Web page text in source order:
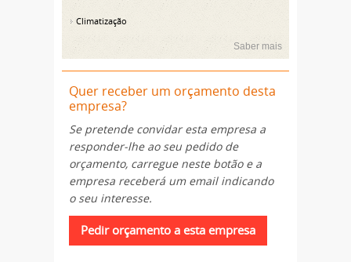
Climatização
Saber mais
Quer receber um orçamento desta
empresa?
Se pretende convidar esta empresa a
responder-lhe ao seu pedido de
orçamento, carregue neste botão e a
empresa receberá um email indicando
o seu interesse.